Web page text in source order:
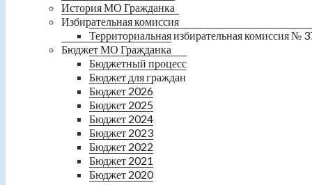
История МО Гражданка
Избирательная комиссия
Территориальная избирательная комиссия №
Бюджет МО Гражданка
Бюджетный процесс
Бюджет для граждан
Бюджет 2026
Бюджет 2025
Бюджет 2024
Бюджет 2023
Бюджет 2022
Бюджет 2021
Бюджет 2020